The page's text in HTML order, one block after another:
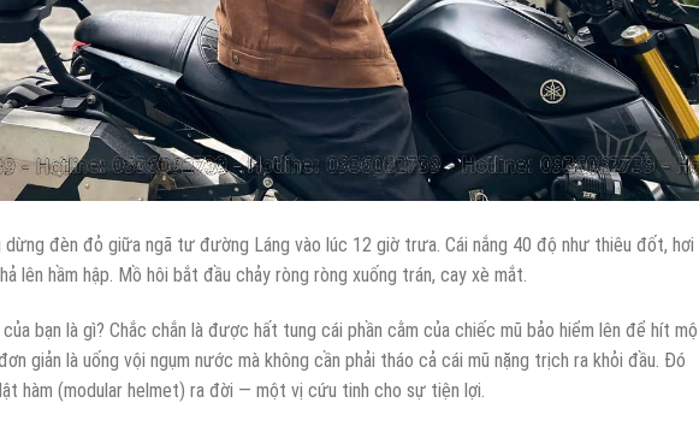
đèn đỏ giữa ngã tư đường Láng vào lúc 12 giờ trưa. Cái nắng 40 độ như thiêu đốt, hơi
lên hầm hập. Mồ hôi bắt đầu chảy ròng ròng xuống trán, cay xè mắt.
bạn là gì? Chắc chắn là được hất tung cái phần cằm của chiếc mũ bảo hiểm lên để hít
giản là uống vội ngụm nước mà không cần phải tháo cả cái mũ nặng trịch ra khỏi đầu. Đó
hàm (modular helmet) ra đời — một vị cứu tinh cho sự tiện lợi.